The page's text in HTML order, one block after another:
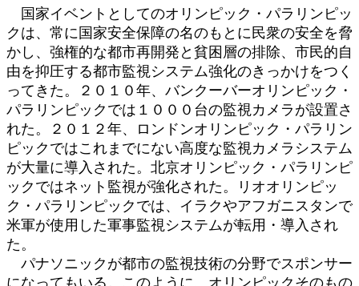
国家イベントとしてのオリンピック・パラリンピッ
クは、常に国家安全保障の名のもとに民衆の安全を脅
かし、強権的な都市再開発と貧困層の排除、市民的自
由を抑圧する都市監視システム強化のきっかけをつく
ってきた。２０１０年、バンクーバーオリンピック・
パラリンピックでは１０００台の監視カメラが設置さ
れた。２０１２年、ロンドンオリンピック・パラリン
ピックではこれまでにない高度な監視カメラシステム
が大量に導入された。北京オリンピック・パラリンピ
ックではネット監視が強化された。リオオリンピッ
ク・パラリンピックでは、イラクやアフガニスタンで
米軍が使用した軍事監視システムが転用・導入され
た。
パナソニックが都市の監視技術の分野でスポンサー
になってもいる。このように、オリンピックそのもの